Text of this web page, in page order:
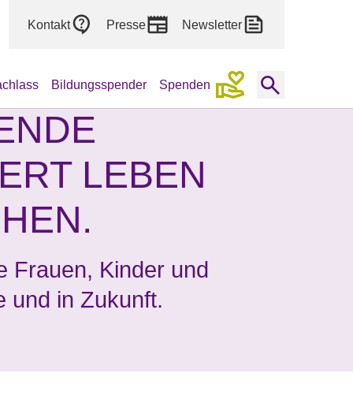
Kontakt
Presse Newsletter
Bildungsspender Spenden
LEBEN
Frauen, Kinder und
und in Zukunft.